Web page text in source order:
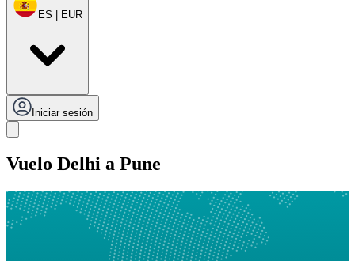
ES | EUR
Iniciar sesión
Vuelo Delhi a Pune